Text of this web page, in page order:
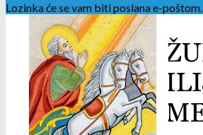
Lozinka će se vam biti poslana e-poštom.